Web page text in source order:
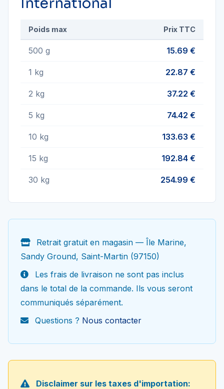
Poids max Prix TTC
500 g 15.69 €
1 kg 22.87 €
2 kg 37.22 €
5 kg 74.42 €
10 kg 133.63 €
15 kg 192.84 €
30 kg 254.99 €
Retrait gratuit en magasin — Île Marine,
Sandy Ground, Saint-Martin (97150)
Les frais de livraison ne sont pas inclus
dans le total de la commande. Ils vous seront
communiqués séparément.
Questions ? Nous contacter
Disclaimer sur les taxes d'importation: